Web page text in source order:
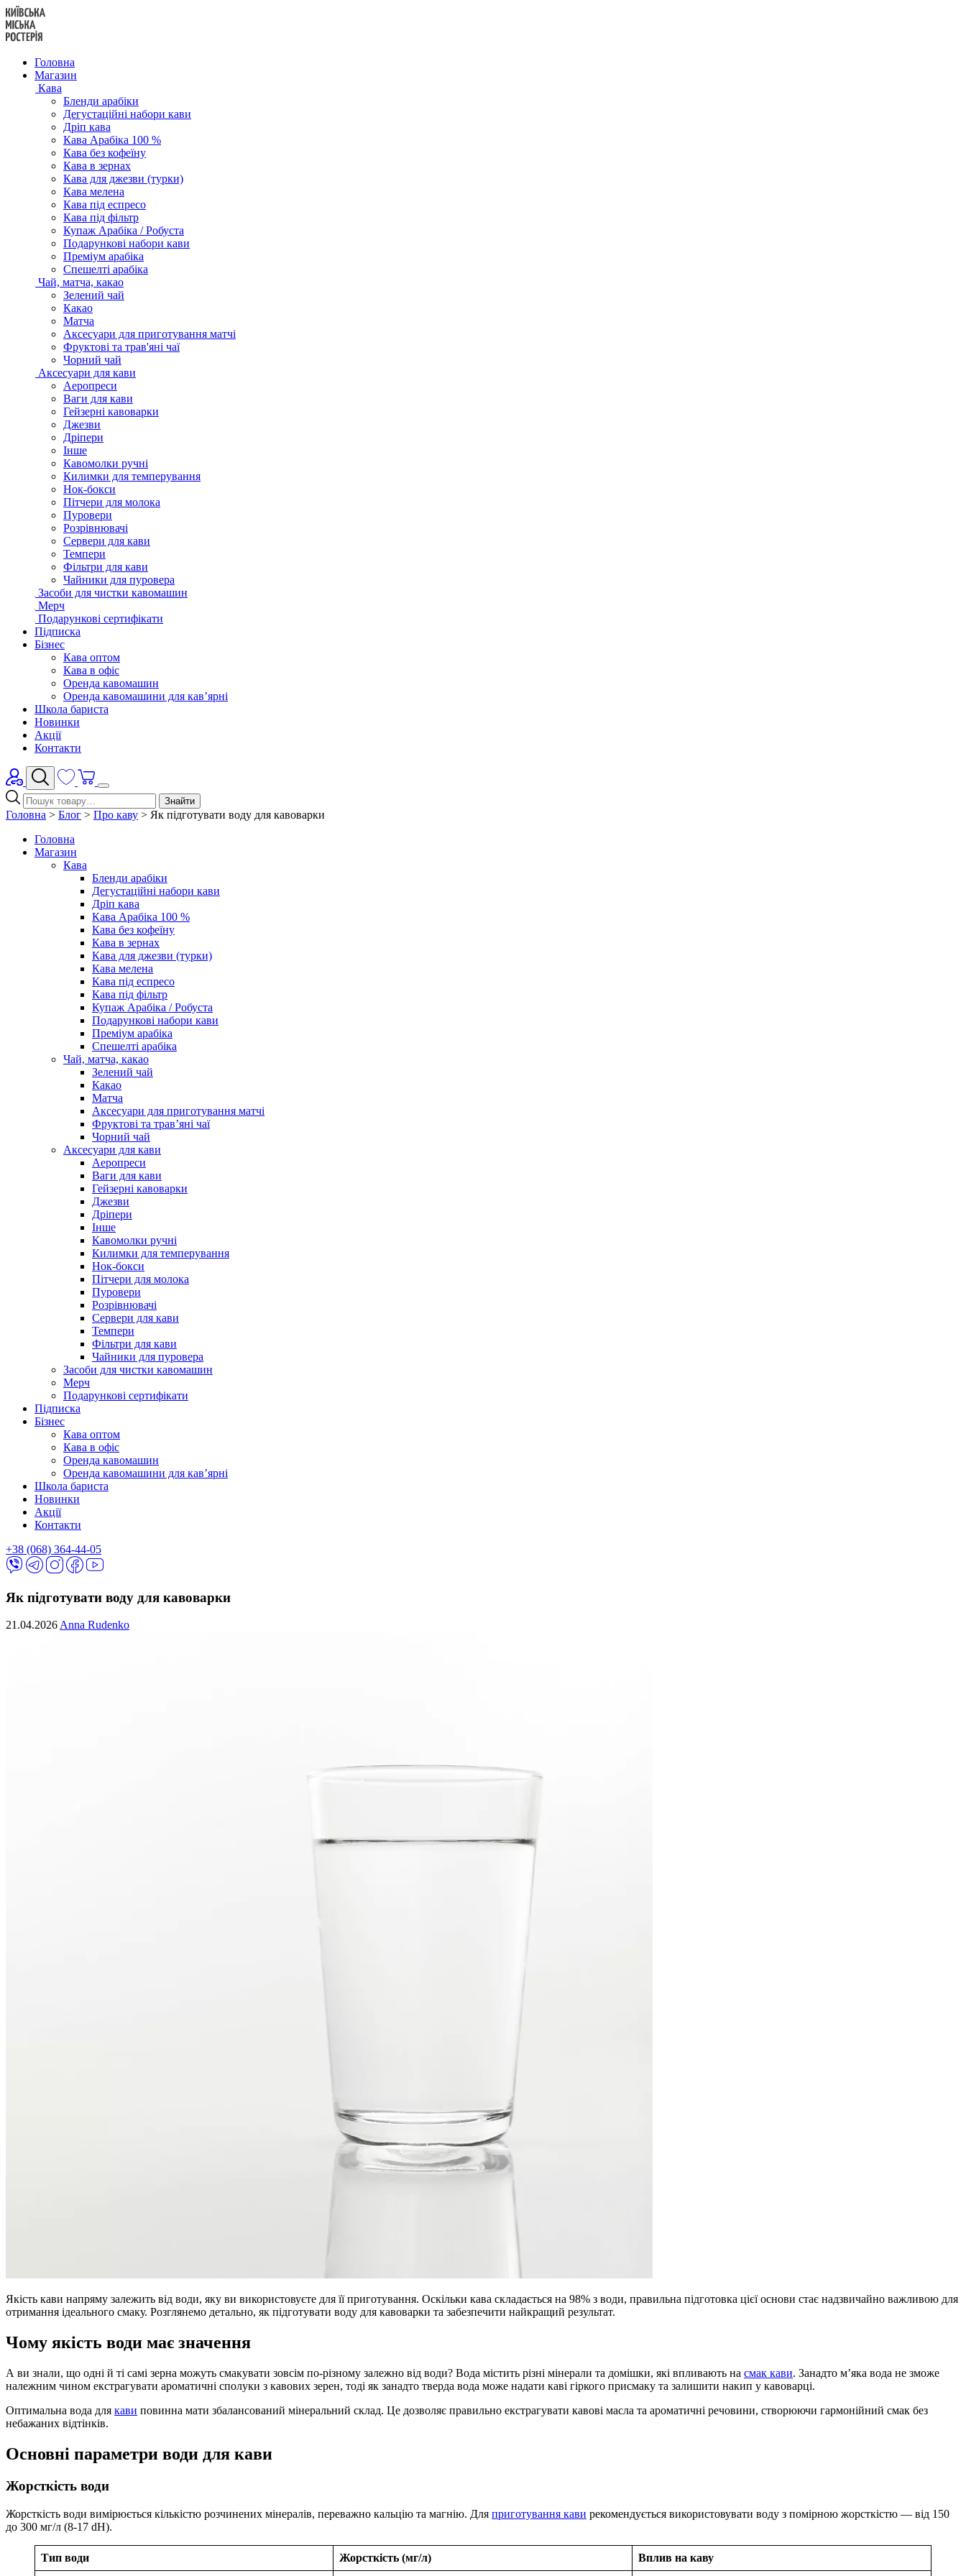
Перейти
до
вмісту
Головна
Магазин
Кава
Бленди арабіки
Дегустаційні набори кави
Дріп кава
Кава Арабіка 100 %
Кава без кофеїну
Кава в зернах
Кава для джезви (турки)
Кава мелена
Кава під еспресо
Кава під фільтр
Купаж Арабіка / Робуста
Подарункові набори кави
Преміум арабіка
Спешелті арабіка
Чай, матча, какао
Зелений чай
Какао
Матча
Аксесуари для приготування матчі
Фруктові та трав'яні чаї
Чорний чай
Аксесуари для кави
Аеропреси
Ваги для кави
Гейзерні кавоварки
Джезви
Дріпери
Інше
Кавомолки ручні
Килимки для темперування
Нок-бокси
Пітчери для молока
Пуровери
Розрівнювачі
Сервери для кави
Темпери
Фільтри для кави
Чайники для пуровера
Засоби для чистки кавомашин
Мерч
Подарункові сертифікати
Підписка
Бізнес
Кава оптом
Кава в офіс
Оренда кавомашин
Оренда кавомашини для кав’ярні
Школа бариста
Новинки
Акції
Контакти
Знайти
Головна > Блог > Про каву > Як підготувати воду для кавоварки
Головна
Магазин
Кава
Бленди арабіки
Дегустаційні набори кави
Дріп кава
Кава Арабіка 100 %
Кава без кофеїну
Кава в зернах
Кава для джезви (турки)
Кава мелена
Кава під еспресо
Кава під фільтр
Купаж Арабіка / Робуста
Подарункові набори кави
Преміум арабіка
Спешелті арабіка
Чай, матча, какао
Зелений чай
Какао
Матча
Аксесуари для приготування матчі
Фруктові та трав’яні чаї
Чорний чай
Аксесуари для кави
Аеропреси
Ваги для кави
Гейзерні кавоварки
Джезви
Дріпери
Інше
Кавомолки ручні
Килимки для темперування
Нок-бокси
Пітчери для молока
Пуровери
Розрівнювачі
Сервери для кави
Темпери
Фільтри для кави
Чайники для пуровера
Засоби для чистки кавомашин
Мерч
Подарункові сертифікати
Підписка
Бізнес
Кава оптом
Кава в офіс
Оренда кавомашин
Оренда кавомашини для кав’ярні
Школа бариста
Новинки
Акції
Контакти
+38 (068) 364-44-05
Як підготувати воду для кавоварки
21.04.2026Anna Rudenko
Якість кави напряму залежить від води, яку ви використовуєте для її приготування. Оскільки кава складається на 98% з води, правильна підготовка цієї основи стає надзвичайно важливою для
отримання ідеального смаку. Розглянемо детально, як підготувати воду для кавоварки та забезпечити найкращий результат.
Чому якість води має значення
А ви знали, що одні й ті самі зерна можуть смакувати зовсім по-різному залежно від води? Вода містить різні мінерали та домішки, які впливають на смак кави. Занадто м’яка вода не зможе
належним чином екстрагувати ароматичні сполуки з кавових зерен, тоді як занадто тверда вода може надати каві гіркого присмаку та залишити накип у кавоварці.
Оптимальна вода для кави повинна мати збалансований мінеральний склад. Це дозволяє правильно екстрагувати кавові масла та ароматичні речовини, створюючи гармонійний смак без
небажаних відтінків.
Основні параметри води для кави
Жорсткість води
Жорсткість води вимірюється кількістю розчинених мінералів, переважно кальцію та магнію. Для приготування кави рекомендується використовувати воду з помірною жорсткістю — від 150
до 300 мг/л (8-17 dH).
Тип води Жорсткість (мг/л) Вплив на каву